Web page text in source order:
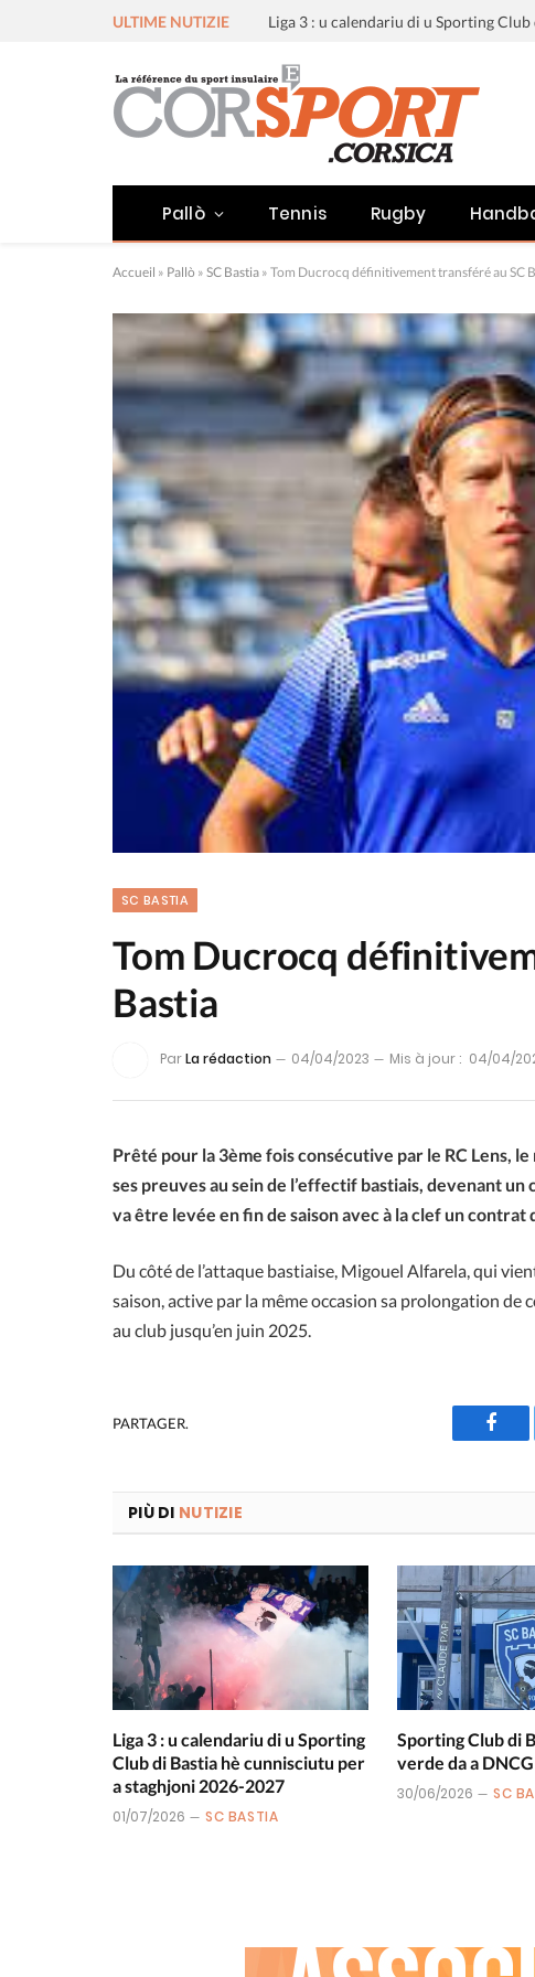
ULTIME NUTIZIE
Pallò Tennis Rugby
Accueil » Pallò » SC Bastia » Tom Ducrocq définitivement transféré au SC
SC BASTIA
Tom Ducrocq
Bastia
ParLa rédaction 04/04/2023 Mis à jour : 04/04/
Prêté pour la 3ème fois consécutive par le RC Lens,
ses preuves au sein de l’effectif bastiais, devenant
va être levée en fin de saison avec à la clef un contrat
Du côté de l’attaque bastiaise, Migouel Alfarela, qui
saison, active par la même occasion sa prolongation
au club jusqu’en juin 2025.
PARTAGER.
PIÙ DI NUTIZIE
Liga 3 : u calendariu di u Sporting
Club di Bastia hè cunnisciutu per
a staghjoni 2026-2027
01/07/2026 SC BASTIA
Sporting Club di
verde da a DNCG
30/06/2026 SC